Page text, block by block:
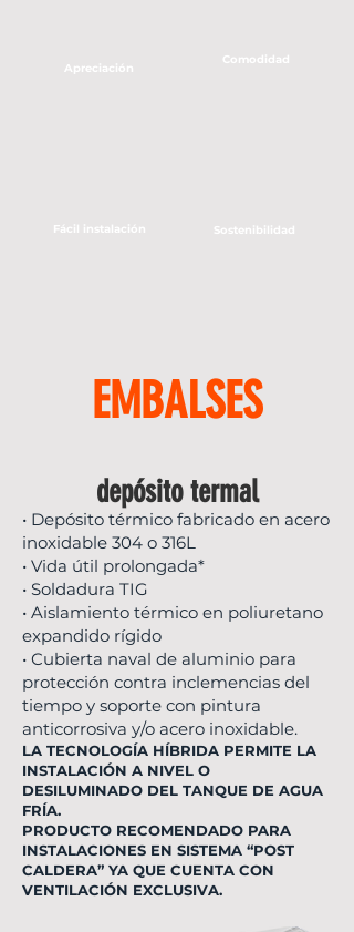
Apreciación
Comodidad
Fácil instalación Sostenibilidad
EMBALSES
depósito termal
• Depósito térmico fabricado en acero
inoxidable 304 o 316L
• Vida útil prolongada*
• Soldadura TIG
• Aislamiento térmico en poliuretano
expandido rígido
• Cubierta naval de aluminio para
protección contra inclemencias del
tiempo y soporte con pintura
anticorrosiva y/o acero inoxidable.
LA TECNOLOGÍA HÍBRIDA PERMITE LA
INSTALACIÓN A NIVEL O
DESILUMINADO DEL TANQUE DE AGUA
FRÍA.
PRODUCTO RECOMENDADO PARA
INSTALACIONES EN SISTEMA “POST
CALDERA” YA QUE CUENTA CON
VENTILACIÓN EXCLUSIVA.